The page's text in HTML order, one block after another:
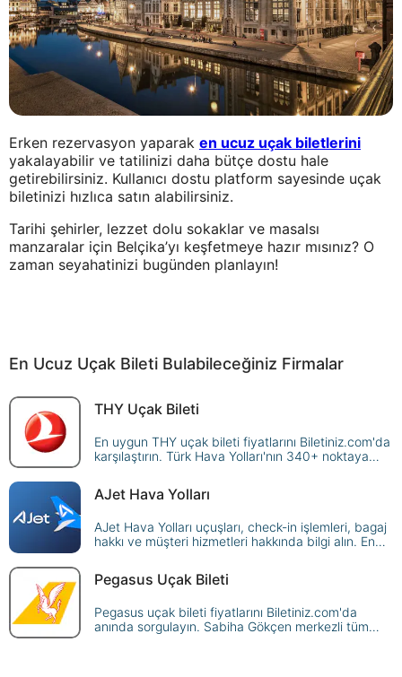
Erken rezervasyon yaparak en ucuz uçak biletlerini
yakalayabilir ve tatilinizi daha bütçe dostu hale
getirebilirsiniz. Kullanıcı dostu platform sayesinde uçak
biletinizi hızlıca satın alabilirsiniz.
Tarihi şehirler, lezzet dolu sokaklar ve masalsı
manzaralar için Belçika’yı keşfetmeye hazır mısınız? O
zaman seyahatinizi bugünden planlayın!
En Ucuz Uçak Bileti Bulabileceğiniz Firmalar
THY Uçak Bileti
En uygun THY uçak bileti fiyatlarını Biletiniz.com'da
karşılaştırın. Türk Hava Yolları'nın 340+ noktaya
AJet Hava Yolları
AJet Hava Yolları uçuşları, check-in işlemleri, bagaj
hakkı ve müşteri hizmetleri hakkında bilgi alın. En
Pegasus Uçak Bileti
Pegasus uçak bileti fiyatlarını Biletiniz.com'da
anında sorgulayın. Sabiha Gökçen merkezli tüm